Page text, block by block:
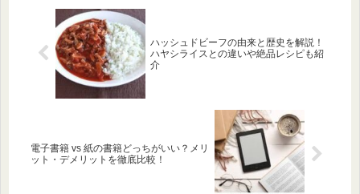
ハッシュドビーフの由来と歴史を解説！
ハヤシライスとの違いや絶品レシピも紹
介
電子書籍 vs 紙の書籍どっちがいい？メリ
ット・デメリットを徹底比較！